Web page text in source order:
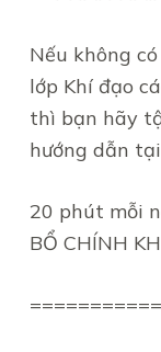
Nếu không
lớp Khí đạo
thì bạn hãy
hướng dẫn
20 phút mỗi
BỔ CHÍNH